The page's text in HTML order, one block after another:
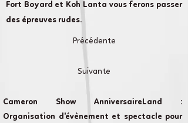
Fort Boyard et Koh Lanta vous ferons passer
des épreuves rudes.
Précédente
Suivante
Cameron Show AnniversaireLand :
Organisation d'évènement et spectacle pour